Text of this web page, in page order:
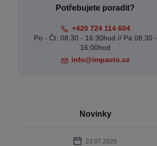
Potřebujete poradit?
+420 724 114 604
Po - Čt: 08:30 - 16:30hod // Pá 08:30 -
16:00hod
info@impacto.cz
Novinky
23.07.2026